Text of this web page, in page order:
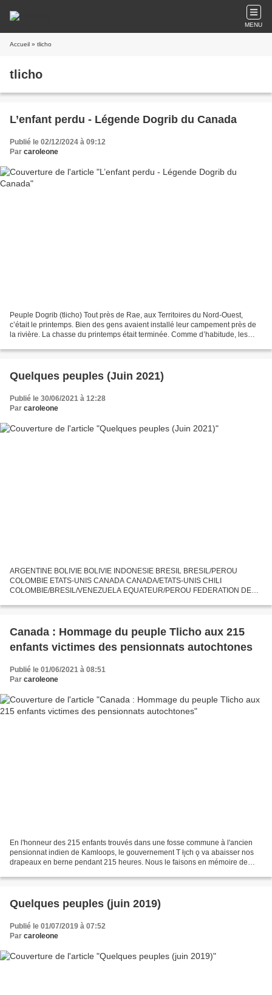
MENU
Accueil » tlicho
tlicho
L’enfant perdu - Légende Dogrib du Canada
Publié le 02/12/2024 à 09:12
Par caroleone
Peuple Dogrib (tlicho) Tout près de Rae, aux Territoires du Nord-Ouest,
c’était le printemps. Bien des gens avaient installé leur campement près de
la rivière. La chasse du printemps était terminée. Comme d’habitude, les
Quelques peuples (Juin 2021)
Publié le 30/06/2021 à 12:28
Par caroleone
ARGENTINE BOLIVIE BOLIVIE INDONESIE BRESIL BRESIL/PEROU
COLOMBIE ETATS-UNIS CANADA CANADA/ETATS-UNIS CHILI
COLOMBIE/BRESIL/VENEZUELA EQUATEUR/PEROU FEDERATION DE
Canada : Hommage du peuple Tlicho aux 215
enfants victimes des pensionnats autochtones
Publié le 01/06/2021 à 08:51
Par caroleone
En l'honneur des 215 enfants trouvés dans une fosse commune à l'ancien
pensionnat indien de Kamloops, le gouvernement T łı̨ch ǫ va abaisser nos
drapeaux en berne pendant 215 heures. Nous le faisons en mémoire de
Quelques peuples (juin 2019)
Publié le 01/07/2019 à 07:52
Par caroleone